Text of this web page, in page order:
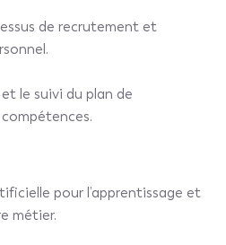
de recrutement et
le suivi du plan de
pour l’apprentissage et
métier.